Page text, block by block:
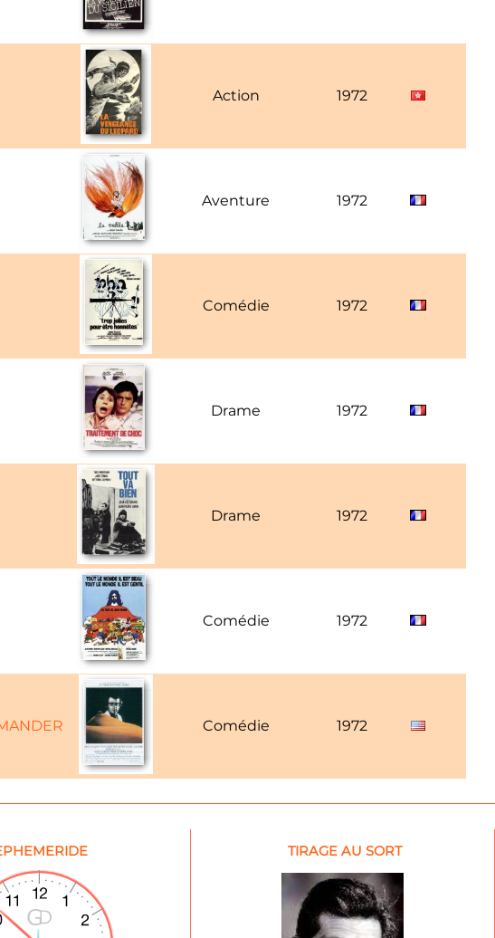
Action 1972
Aventure 1972
Comédie 1972
Drame 1972
Drame 1972
Comédie 1972
Comédie 1972
TIRAGE AU SORT